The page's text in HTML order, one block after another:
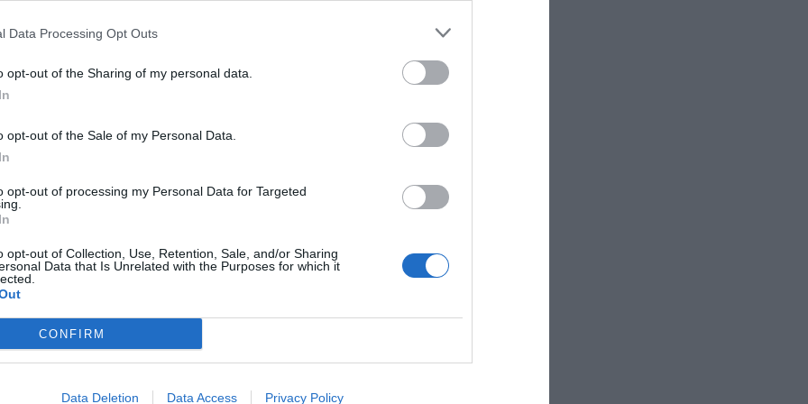
Data Processing Opt Outs
opt-out of the Sharing of my personal data.
opt-out of the Sale of my Personal Data.
opt-out of processing my Personal Data for Targeted
opt-out of Collection, Use, Retention, Sale, and/or Sharing
Data that Is Unrelated with the Purposes for which it
CONFIRM
Data Deletion Data Access Privacy Policy
;
2026.
n’est pas concerné par le rappel. En cas de doute,
lisible, il vaut mieux ne pas le consommer et le
et
et des courbatures. Le délai d’incubation peut aller
femmes enceintes, les personnes âgées ou
car elles sont plus susceptibles de développer